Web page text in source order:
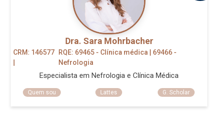
Dra. Sara Mohrbacher
CRM: 146577
RQE: 69465 - Clínica médica | 69466 -
Nefrologia
Especialista em Nefrologia e Clínica Médica
Quem sou Lattes G. Scholar